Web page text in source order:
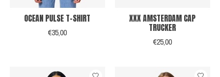
OCEAN PULSE T-SHIRT
€35,00
XXX AMSTERDAM CAP
TRUCKER
€25,00